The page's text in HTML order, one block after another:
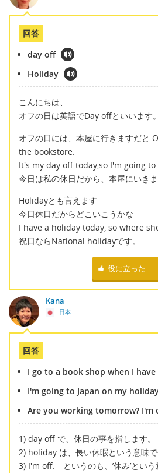
回答
day off
Holiday
こんにちは、
オフの日は英語でDay offといいます。
オフの日には、本屋に行きますだと
the bookstore.
It's my day off today,so I'm going
今日は私の休日だから、本屋にいきま
Holidayとも言えます
今日休日だからどこいこうかな
I have a holiday today, so where
祝日ならNational holidayです。
役に立った
Kana
日本
回答
I go to a book shop when I
I'm going to Japan on my
Are you working tomorrow? I'm
1) day off で、休日の事を指します。
2) holiday は、長い休暇という意味で
3) I'm off. というのも、’休み’とい